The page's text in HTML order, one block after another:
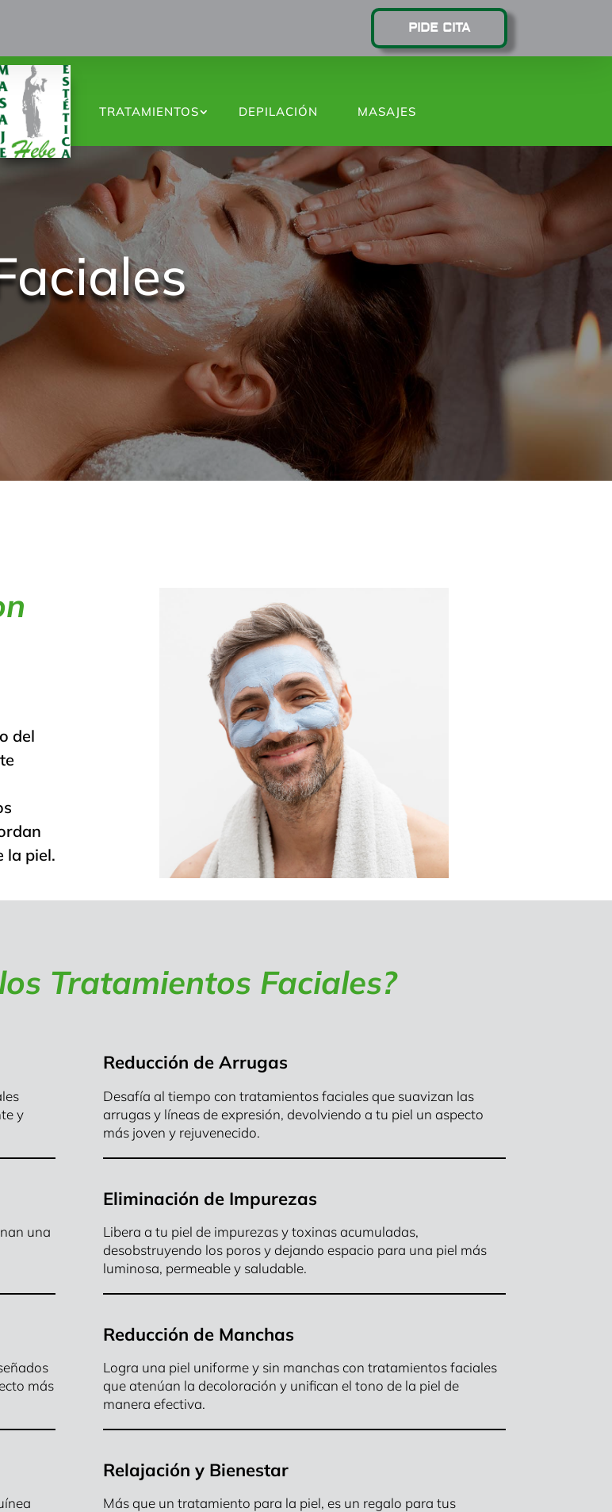
PIDE CITA
TRATAMIENTOS DEPILACIÓN MASAJES
del
la piel.
Tratamientos Faciales?
y
Reducción de Arrugas
Desafía al tiempo con tratamientos faciales que suavizan las
arrugas y líneas de expresión, devolviendo a tu piel un aspecto
más joven y rejuvenecido.
una
Eliminación de Impurezas
Libera a tu piel de impurezas y toxinas acumuladas,
desobstruyendo los poros y dejando espacio para una piel más
luminosa, permeable y saludable.
más
Reducción de Manchas
Logra una piel uniforme y sin manchas con tratamientos faciales
que atenúan la decoloración y unifican el tono de la piel de
manera efectiva.
Relajación y Bienestar
Más que un tratamiento para la piel, es un regalo para tus